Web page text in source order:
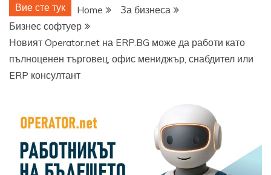
Вие сте тук Home
За бизнеса
Бизнес софтуер
Новият Operator.net на ERP.BG може да работи като
пълноценен търговец, офис мениджър, снабдител или
ERP консултант